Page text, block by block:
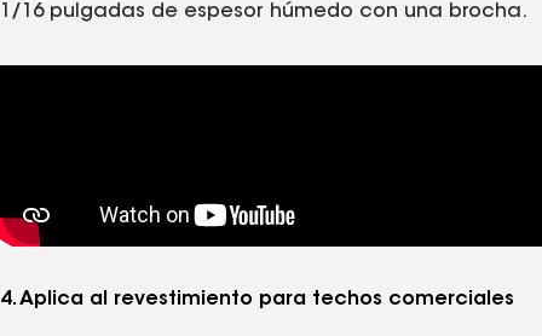
1/16 pulgadas de espesor húmedo con una brocha.
4. Aplica al revestimiento para techos comerciales